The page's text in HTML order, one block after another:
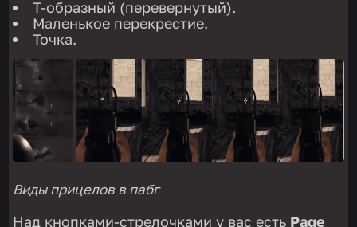
Т-образный (перевернутый).
Маленькое перекрестие.
Точка.
Виды прицелов в пабг
Над кнопками-стрелочками у вас есть Page